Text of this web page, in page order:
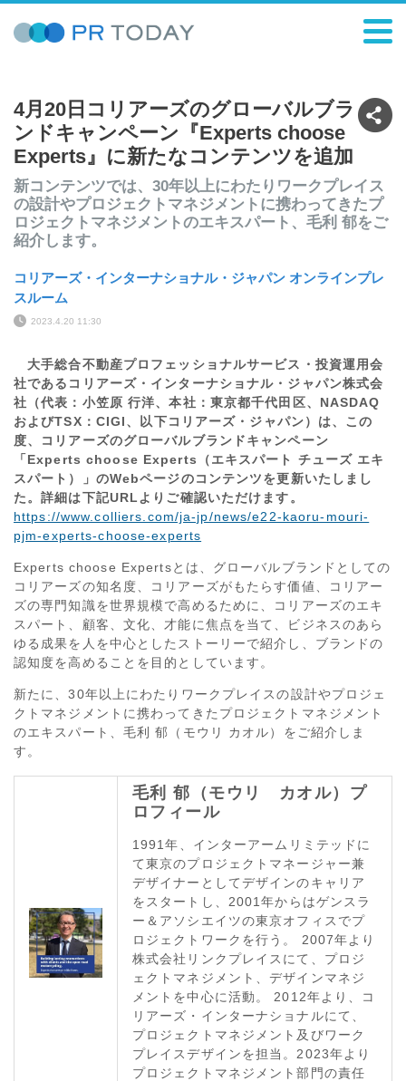
4月20日コリアーズのグローバルブラ
ンドキャンペーン『Experts choose
Experts』に新たなコンテンツを追加
新コンテンツでは、30年以上にわたりワークプレイス
の設計やプロジェクトマネジメントに携わってきたプ
ロジェクトマネジメントのエキスパート、毛利 郁をご
紹介します。
コリアーズ・インターナショナル・ジャパン オンラインプレ
スルーム
2023.4.20 11:30
大手総合不動産プロフェッショナルサービス・投資運用会
社であるコリアーズ・インターナショナル・ジャパン株式会
社（代表：小笠原 行洋、本社：東京都千代田区、NASDAQ
およびTSX：CIGI、以下コリアーズ・ジャパン）は、この
度、コリアーズのグローバルブランドキャンペーン
「Experts choose Experts（エキスパート チューズ エキ
スパート）」のWebページのコンテンツを更新いたしまし
た。詳細は下記URLよりご確認いただけます。
https://www.colliers.com/ja-jp/news/e22-kaoru-mouri-
pjm-experts-choose-experts
Experts choose Expertsとは、グローバルブランドとしての
コリアーズの知名度、コリアーズがもたらす価値、コリアー
ズの専門知識を世界規模で高めるために、コリアーズのエキ
スパート、顧客、文化、才能に焦点を当て、ビジネスのあら
ゆる成果を人を中心としたストーリーで紹介し、ブランドの
認知度を高めることを目的としています。
新たに、30年以上にわたりワークプレイスの設計やプロジェ
クトマネジメントに携わってきたプロジェクトマネジメント
のエキスパート、毛利 郁（モウリ カオル）をご紹介しま
す。
毛利 郁（モウリ カオル）プ
ロフィール
1991年、インターアームリミテッドに
て東京のプロジェクトマネージャー兼
デザイナーとしてデザインのキャリア
をスタートし、2001年からはゲンスラ
ー＆アソシエイツの東京オフィスでプ
ロジェクトワークを行う。 2007年より
株式会社リンクプレイスにて、プロジ
ェクトマネジメント、デザインマネジ
メントを中心に活動。 2012年より、コ
リアーズ・インターナショナルにて、
プロジェクトマネジメント及びワーク
プレイスデザインを担当。2023年より
プロジェクトマネジメント部門の責任